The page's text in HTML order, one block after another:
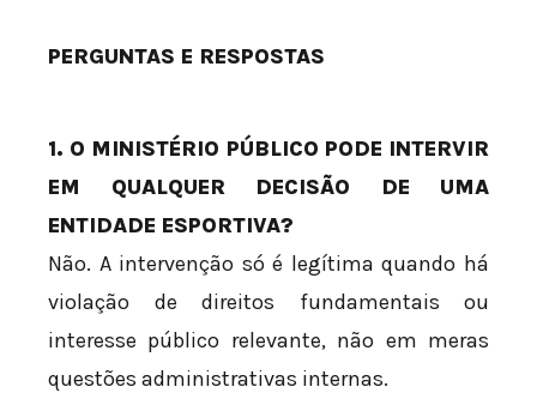
PERGUNTAS E RESPOSTAS
1. O MINISTÉRIO PÚBLICO PODE INTERVIR
EM QUALQUER DECISÃO DE UMA
ENTIDADE ESPORTIVA?
Não. A intervenção só é legítima quando há
violação de direitos fundamentais ou
interesse público relevante, não em meras
questões administrativas internas.